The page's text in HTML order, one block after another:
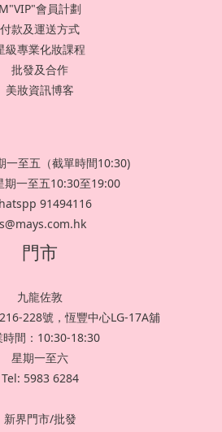
M"VIP"會員計劃
付款及運送方式
級專業化妝課程
批發及合作
美妝資訊博客
一至五（截單時間10:30)
期一至五10:30至19:00
91494116
門市
九龍佐敦
228號，恆豐中心LG-17A舖
時間：10:30-18:30
星期一至六
Tel: 5983 6284
新界門市/批發